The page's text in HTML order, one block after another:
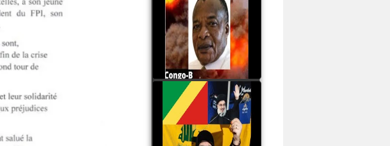
Poaty Pangou La
Conférence des ethnies
est la seule solution pour
éviter la scission du
Congo B
watch video
Les liaisons dangereuses
du clan Sassou Nguesso
avec le Hezbollah
watch video